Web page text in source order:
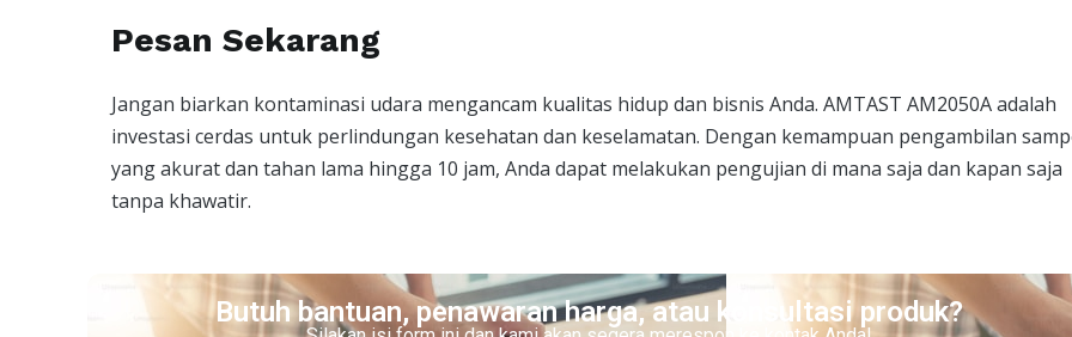
Pesan Sekarang
Jangan biarkan kontaminasi udara mengancam kualitas hidup dan bisnis Anda. AMTAST AM2050A adalah
investasi cerdas untuk perlindungan kesehatan dan keselamatan. Dengan kemampuan pengambilan
yang akurat dan tahan lama hingga 10 jam, Anda dapat melakukan pengujian di mana saja dan kapan saja
tanpa khawatir.
Butuh bantuan, penawaran harga, atau konsultasi produk?